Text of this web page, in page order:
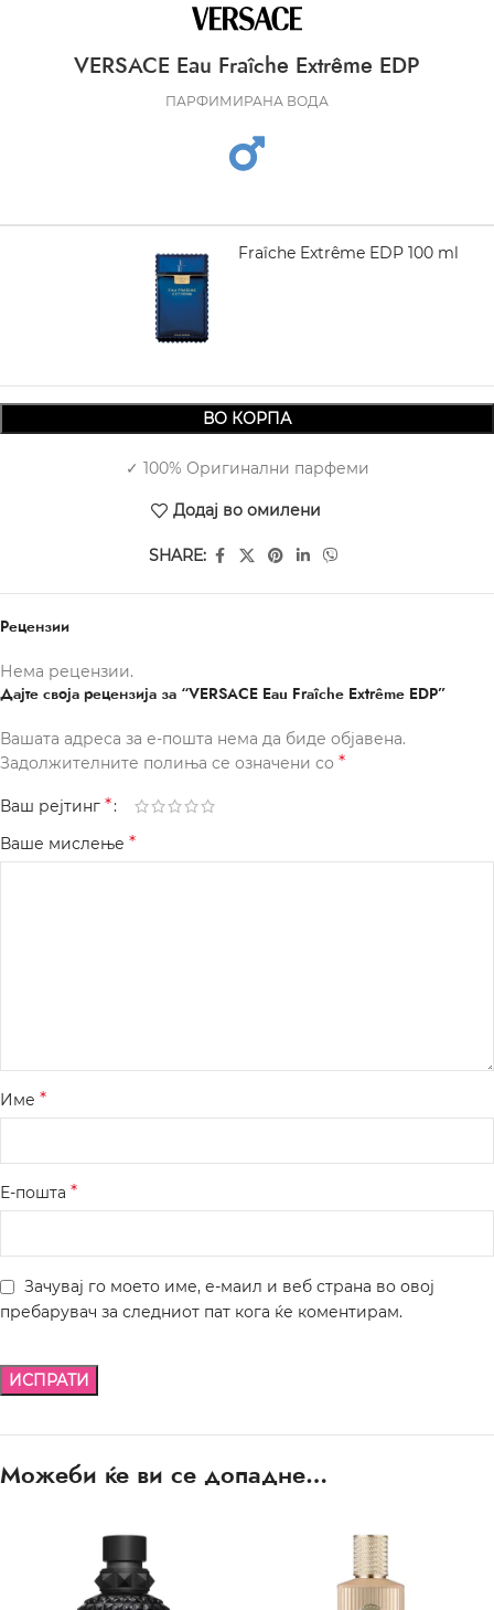
VERSACE Eau Fraîche Extrême EDP
ПАРФИМИРАНА ВОДА
VERSACE Eau Fraîche Extrême EDP 100 ml
4.960,00
ВО КОРПА
✓ 100% Оригинални парфеми
Додај во омилени
SHARE:
Рецензии
Нема рецензии.
Дајте своја рецензија за “VERSACE Eau Fraîche Extrême EDP”
Вашата адреса за е-пошта нема да биде објавена.
Задолжителните полиња се означени со *
Ваш рејтинг *
Ваше мислење *
Име *
Е-пошта *
Зачувај го моето име, е-маил и веб страна во овој
пребарувач за следниот пат кога ќе коментирам.
Можеби ќе ви се допадне…